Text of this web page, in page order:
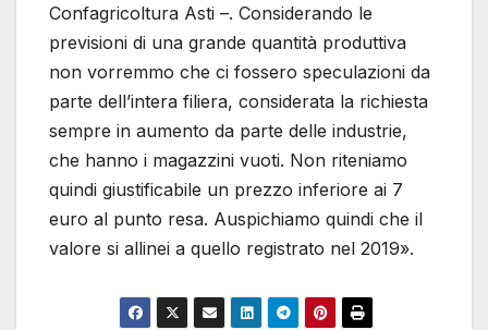
Confagricoltura Asti –. Considerando le
previsioni di una grande quantità produttiva
non vorremmo che ci fossero speculazioni da
parte dell’intera filiera, considerata la richiesta
sempre in aumento da parte delle industrie,
che hanno i magazzini vuoti. Non riteniamo
quindi giustificabile un prezzo inferiore ai 7
euro al punto resa. Auspichiamo quindi che il
valore si allinei a quello registrato nel 2019».